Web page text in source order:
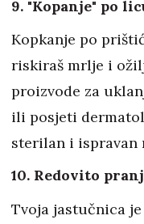
9. "Kopanje" po
Kopkanje po
riskiraš mrlje i
proizvode za
ili posjeti
sterilan i ispravan
10. Redovito
Tvoja jastučnica